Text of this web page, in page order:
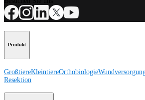
Produkt
GroßtiereKleintiereOrthobiologie
Resektion